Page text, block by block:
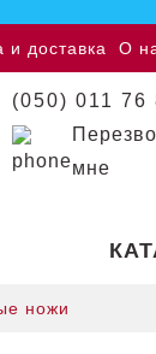
и доставка О
(050) 011 76
мне
ножи